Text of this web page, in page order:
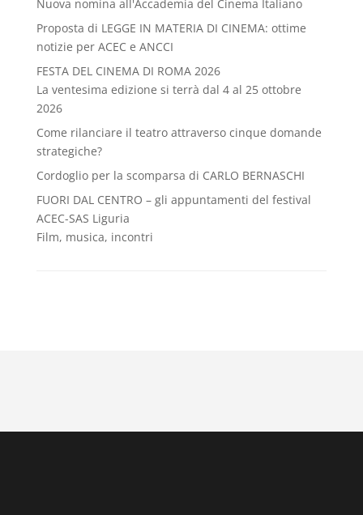
Nuova nomina all'Accademia del Cinema Italiano
Proposta di LEGGE IN MATERIA DI CINEMA: ottime
notizie per ACEC e ANCCI
FESTA DEL CINEMA DI ROMA 2026
La ventesima edizione si terrà dal 4 al 25 ottobre
2026
Come rilanciare il teatro attraverso cinque domande
strategiche?
Cordoglio per la scomparsa di CARLO BERNASCHI
FUORI DAL CENTRO – gli appuntamenti del festival
ACEC-SAS Liguria
Film, musica, incontri